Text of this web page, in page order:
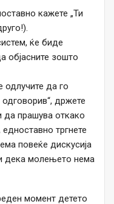
кажете „Ти
ќе биде
објасните зошто
одлучите да го
држете
да прашува откако
тргнете
повеќе дискусија
дека молењето нема
момент детето